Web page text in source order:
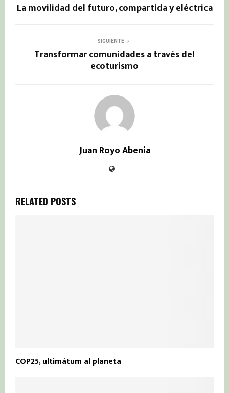
La movilidad del futuro, compartida y eléctrica
SIGUIENTE
Transformar comunidades a través del
ecoturismo
Juan Royo Abenia
RELATED POSTS
COP25, ultimátum al planeta